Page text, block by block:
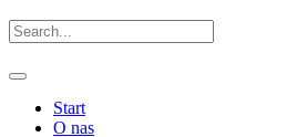
Start
O nas